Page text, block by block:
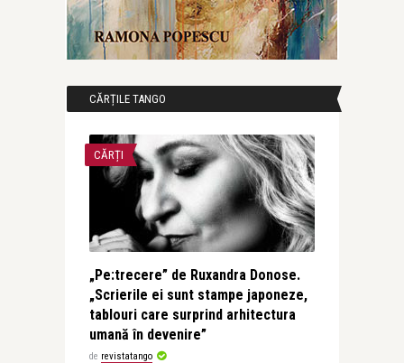
CĂRȚILE TANGO
CĂRȚI
„Pe:trecere” de Ruxandra Donose.
„Scrierile ei sunt stampe japoneze,
tablouri care surprind arhitectura
umană în devenire”
de revistatango